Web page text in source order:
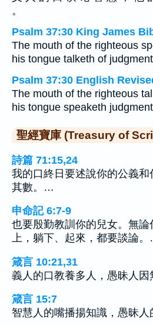
。
Psalm 37:30 King James
The mouth of the righteous
his tongue talketh of
Psalm 37:30 English
The mouth of the righteous
his tongue speaketh
聖經寶庫 (Treasury of
詩篇 71:15,24
我的口終日要述說你的公義
其數。…
申命記 6:7-9
也要殷勤教訓你的兒女。無
上，躺下、起來，都要談論
箴言 10:21,31
義人的口教養多人，愚昧人
箴言 15:7
智慧人的嘴播揚知識，愚昧人